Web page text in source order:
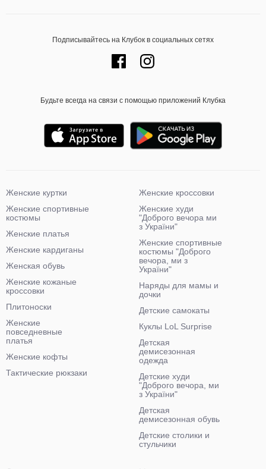
Подписывайтесь на Клубок в социальных сетях
Будьте всегда на связи с помощью приложений Клубка
Женские куртки
Женские спортивные
костюмы
Женские платья
Женские кардиганы
Женская обувь
Женские кожаные
кроссовки
Плитоноски
Женские
повседневные
платья
Женские кофты
Тактические рюкзаки
Женские кроссовки
Женские худи
"Доброго вечора ми
з України"
Женские спортивные
костюмы "Доброго
вечора, ми з
України"
Наряды для мамы и
дочки
Детские самокаты
Куклы LoL Surprise
Детская
демисезонная
одежда
Детские худи
"Доброго вечора, ми
з України"
Детская
демисезонная обувь
Детские столики и
стульчики